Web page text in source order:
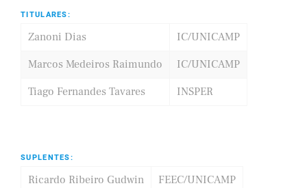
TITULARES:
Zanoni Dias
IC/UNICAMP
Marcos Medeiros Raimundo
IC/UNICAMP
Tiago Fernandes Tavares
INSPER
SUPLENTES:
Ricardo Ribeiro Gudwin FEEC/UNICAMP